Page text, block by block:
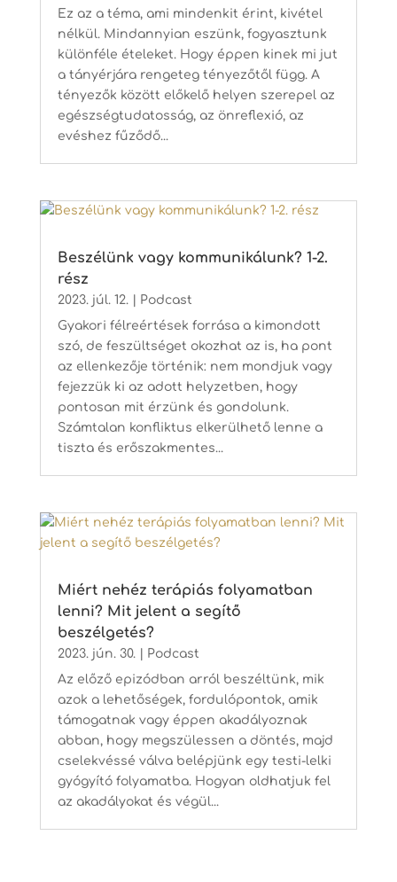
Ez az a téma, ami mindenkit érint, kivétel
nélkül. Mindannyian eszünk, fogyasztunk
különféle ételeket. Hogy éppen kinek mi jut
a tányérjára rengeteg tényezőtől függ. A
tényezők között előkelő helyen szerepel az
egészségtudatosság, az önreflexió, az
evéshez fűződő...
Beszélünk vagy kommunikálunk? 1-2.
rész
2023. júl. 12.|
Podcast
Gyakori félreértések forrása a kimondott
szó, de feszültséget okozhat az is, ha pont
az ellenkezője történik: nem mondjuk vagy
fejezzük ki az adott helyzetben, hogy
pontosan mit érzünk és gondolunk.
Számtalan konfliktus elkerülhető lenne a
tiszta és erőszakmentes...
Miért nehéz terápiás folyamatban
lenni? Mit jelent a segítő
beszélgetés?
2023. jún. 30.|
Podcast
Az előző epizódban arról beszéltünk, mik
azok a lehetőségek, fordulópontok, amik
támogatnak vagy éppen akadályoznak
abban, hogy megszülessen a döntés, majd
cselekvéssé válva belépjünk egy testi-lelki
gyógyító folyamatba. Hogyan oldhatjuk fel
az akadályokat és végül...